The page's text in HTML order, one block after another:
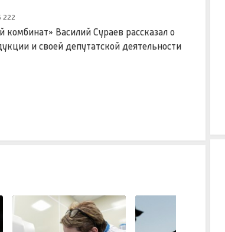
222
Василий Сураев рассказал о
и своей депутатской деятельности